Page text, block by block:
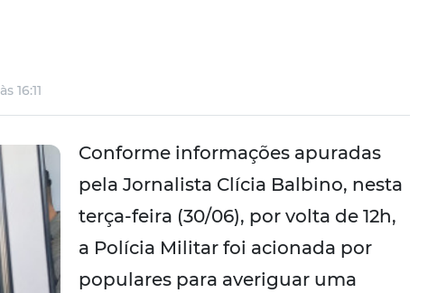
às 16:11
Conforme informações apuradas
pela Jornalista Clícia Balbino, nesta
terça-feira (30/06), por volta de 12h,
a Polícia Militar foi acionada por
populares para averiguar uma